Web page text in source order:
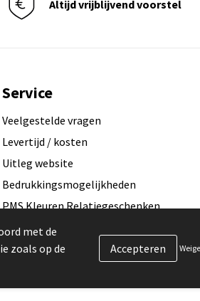
Altijd vrijblijvend voorstel
Service
Veelgestelde vragen
Levertijd / kosten
Uitleg website
Bedrukkingsmogelijkheden
PMS Kleuren Relatiegeschenken
Hoe logo aanleveren?
Zichtexemplaar / Samples aanvragen
met de
zoals op de